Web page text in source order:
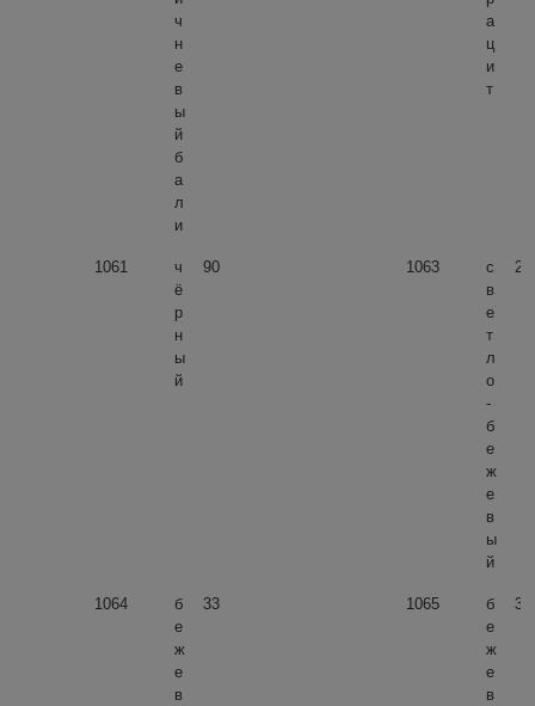
ч
н
е
в
ы
й
б
а
л
и
а
ц
и
т
1061
ч
ё
р
н
ы
й
90 1063
с
в
е
т
л
о
-
б
е
ж
е
в
ы
й
29
1064
б
е
ж
е
в
33 1065
б
е
ж
е
в
34